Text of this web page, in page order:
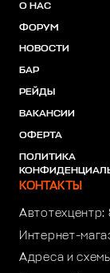
О НАС
ФОРУМ
НОВОСТИ
БАР
РЕЙДЫ
ВАКАНСИИ
ОФЕРТА
ПОЛИТИКА
КОНТАКТЫ
Автотехцентр:
Интернет-
Адреса и